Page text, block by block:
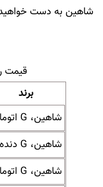
شاهین به دست خواهید
قیمت
برند
شاهین، G اتومات
شاهین، G دنده‌ای
شاهین، G اتومات